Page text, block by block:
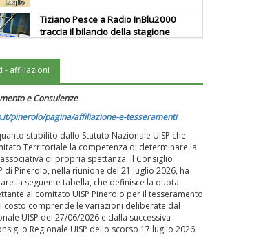
Tiziano Pesce a Radio InBlu2000
traccia il bilancio della stagione
La formazione Uisp rallenta ma
prosegue anche in estate
Tiziano Pesce nel Cda di
Fondazione Terzjus: prima riunione
a Roma
- affiliazioni
e Consulenze
pinerolo/pagina/affiliazione-e-tesseramenti
stabilito dallo Statuto Nazionale UISP che
Territoriale la competenza di determinare la
di propria spettanza, il Consiglio
di Pinerolo, nella riunione del 21 luglio 2026, ha
la seguente tabella, che definisce la quota
al comitato UISP Pinerolo per il tesseramento
costo comprende le variazioni deliberate dal
UISP del 27/06/2026 e dalla successiva
Regionale UISP dello scorso 17 luglio 2026.